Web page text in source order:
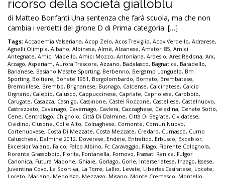
ricorso della società gialloblu
di Matteo Bonfanti Una sentenza che farà scuola, ma che non
cambia i verdetti del girone D di Prima categoria. […]
Tags: Accademia Valseriana, Acop Zelo, Acos Treviglio, Acov Verdello, Adrarese,
Agnelli Olimpia, Albano, Albinese, Almè, Alzanese, Amatori 85, Amici
Antegnate, Amici Mapello, Amici Mozzo, Antoniana, Ardesio, Ares Redona, Arx,
Arzago, Asperiam, Aurora Trescore, Azzano, Badalasco, Bagnatica, Baradello,
Barianese, Basiano Masate Sporting, Berbenno, Bergamp Longuelo, Bm
Sporting, Boltiere, Bonate 1951, Borgolombardo, Bornato, Brembatese,
Brembillese, Brembo, Brignanese, Busnago, Calcense, Calcinatese, Calcio
Urgnano, Calepio, Calusco, Cappuccinese, Capriate, Capriolese, Carobbio,
Carugate, Casazza, Casnigo, Cassinone, Castel Rozzone, Castellese, Castelnuovo,
Castrezzato, Cavenago, Cavernago, Cavlera, Cazzaghese, Celadina, Cenate Sotto,
Cene, Centrolago, Chignolo, Città Di Dalmine, Città Di Segrate, Cividatese,
Cividino, Clusone, Colle Alto, Colnaghese, Comonte, Comun Nuovo,
Cortenuovese, Costa Di Mezzate, Costa Mezzate, Credaro, Curnasco, Curno
Caluschese, Dalmine 2012, Doverese, Endine, Entratico, Erbusco, Excelsior,
Excelsior Vaiano, Falco, Falco Albino, Fc Caravaggio, Filago, Fiorente Colognola,
Fiorente Grassobbio, Fiorita, Fontanella, Fornovo, Frassati Ranica, Fulgor
Canonica, Futura Madone, Ghiaie, Gorlago, Gorle, Interseriatese, Inzago, Issese,
Juventina Covo, La Sportiva, La Torre, Lallio, Levate, Libertas Casiratese, Locate,
Loreto, Mariano, Medolago, Mezzago, Misano, Monte Cremasco, Montello,